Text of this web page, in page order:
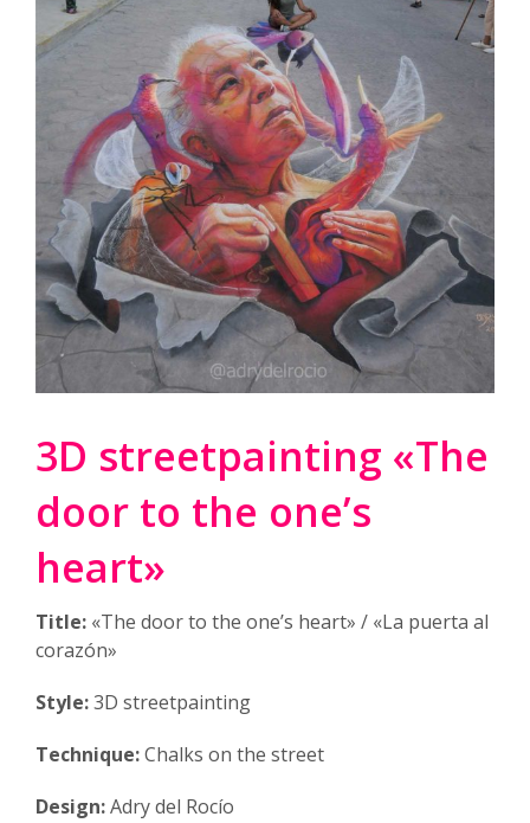
3D streetpainting «The
door to the one’s
heart»
Title: «The door to the one’s heart» / «La puerta al
corazón»
Style:3D streetpainting
Technique:Chalks on the street
Design:Adry del Rocío